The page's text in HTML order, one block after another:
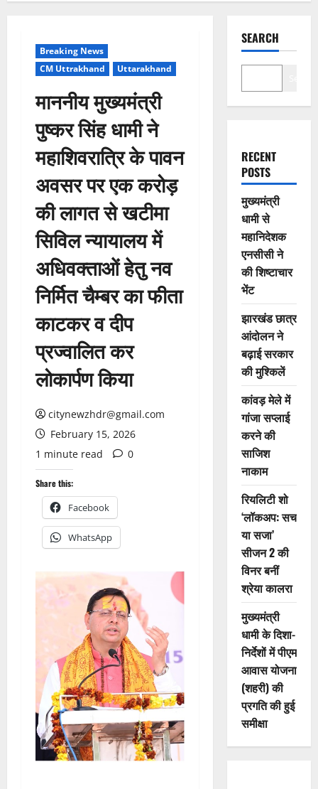
Breaking News
CM Uttrakhand
Uttarakhand
माननीय मुख्यमंत्री
पुष्कर सिंह धामी ने
महाशिवरात्रि के पावन
अवसर पर एक करोड़
की लागत से खटीमा
सिविल न्यायालय में
अधिवक्ताओं हेतु नव
निर्मित चैम्बर का फीता
काटकर व दीप
प्रज्वालित कर
लोकार्पण किया
citynewzhdr@gmail.com
February 15, 2026
1 minute read
0
Share this:
Facebook
WhatsApp
SEARCH
RECENT
POSTS
मुख्यमंत्री
धामी से
महानिदेशक
एनसीसी ने
की शिष्टाचार
भेंट
झारखंड छात्र
आंदोलन ने
बढ़ाई सरकार
की मुश्किलें
कांवड़ मेले में
गांजा सप्लाई
करने की
साजिश
नाकाम
रियलिटी शो
‘लॉकअप: सच
या सजा’
सीजन 2 की
विनर बनीं
श्रेया कालरा
मुख्यमंत्री
धामी के दिशा-
निर्देशों में पीएम
आवास योजना
(शहरी) की
प्रगति की हुई
समीक्षा